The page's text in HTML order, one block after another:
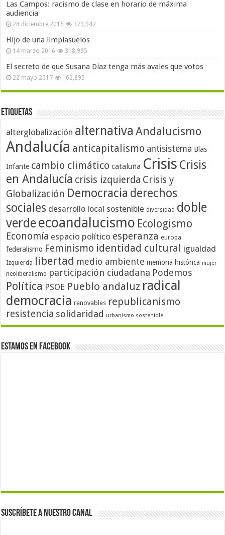
Las Campos: racismo de clase en horario de máxima
audiencia
28 diciembre 2016 379,942
Hijo de una limpiasuelos
14 marzo 2016 318,995
El secreto de que Susana Díaz tenga más avales que votos
22 mayo 2017 162,895
Etiquetas
alterglobalización alternativa Andalucismo
Andalucía anticapitalismo antisistema Blas
Infante cambio climático cataluña Crisis Crisis
en Andalucía crisis izquierda Crisis y
Globalización Democracia derechos
sociales desarrollo local sostenible diversidad doble
verdeecoandalucismo Ecologismo
Economía espacio político esperanza europa
federalismo Feminismo identidad cultural igualdad
Izquierda libertad medio ambiente memoria histórica mujer
neoliberalismo participación ciudadana Podemos
Política PSOE Pueblo andaluz radical
democracia renovables republicanismo
resistencia solidaridad urbanismo sostenible
Estamos en Facebook
Suscríbete a nuestro canal